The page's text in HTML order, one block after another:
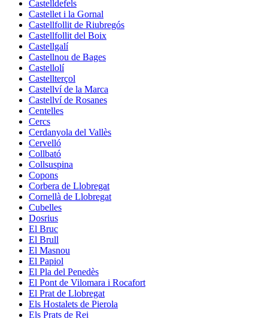
Castelldefels
Castellet i la Gornal
Castellfollit de Riubregós
Castellfollit del Boix
Castellgalí
Castellnou de Bages
Castellolí
Castellterçol
Castellví de la Marca
Castellví de Rosanes
Centelles
Cercs
Cerdanyola del Vallès
Cervelló
Collbató
Collsuspina
Copons
Corbera de Llobregat
Cornellà de Llobregat
Cubelles
Dosrius
El Bruc
El Brull
El Masnou
El Papiol
El Pla del Penedès
El Pont de Vilomara i Rocafort
El Prat de Llobregat
Els Hostalets de Pierola
Els Prats de Rei